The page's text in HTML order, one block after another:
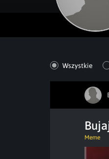
Wszystkie
Meme